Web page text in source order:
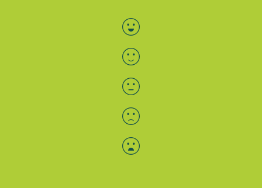
Bewertung auswählen